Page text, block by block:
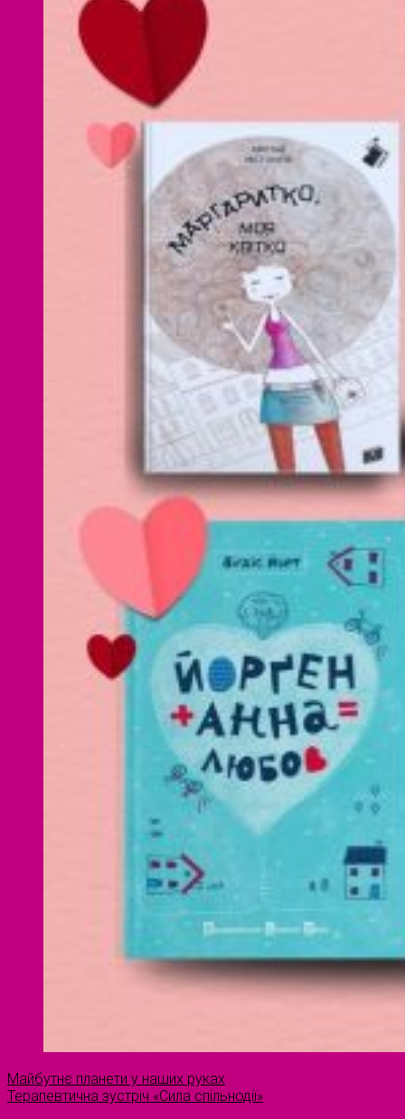
Майбутнє планети у наших руках
Терапевтична зустріч «Сила спільнодії»